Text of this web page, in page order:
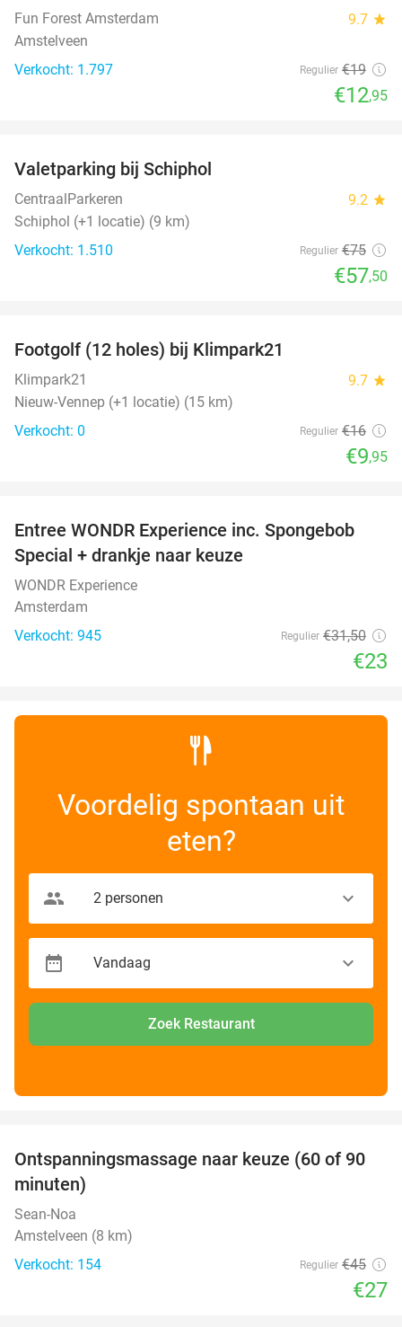
Fun Forest Amsterdam 9.7 star
Amstelveen
Verkocht: 1.797
Regulier €19
€12,95
Valetparking bij Schiphol
CentraalParkeren 9.2 star
Schiphol (+1 locatie) (9 km)
Verkocht: 1.510
Regulier €75
€57,50
NEW
TODAY
Footgolf (12 holes) bij Klimpark21
Klimpark21 9.7 star
Nieuw-Vennep (+1 locatie) (15 km)
Verkocht: 0
Regulier €16
€9,95
27%
Entree WONDR Experience inc. Spongebob
Special + drankje naar keuze
WONDR Experience
Amsterdam
Verkocht: 945
Regulier €31,50
€23
Voordelig spontaan uit
eten?
Zoek Restaurant
40%
Ontspanningsmassage naar keuze (60 of 90
minuten)
Sean-Noa
Amstelveen (8 km)
Verkocht: 154
Regulier €45
€27